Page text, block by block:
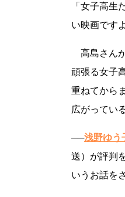
「女子高生
い映画です
高島さん
頑張る女子
重ねてから
広がっている
──浅野ゆう
送）が評判
いうお話を